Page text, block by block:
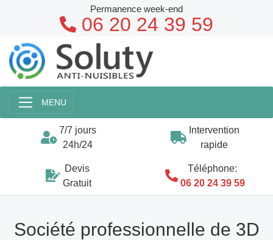
MENU
7/7 jours
24h/24
Intervention
rapide
Devis
Gratuit
Téléphone:
06 20 24 39 59
Société professionnelle de 3D
Permanence week-end
06 20 24 39 59